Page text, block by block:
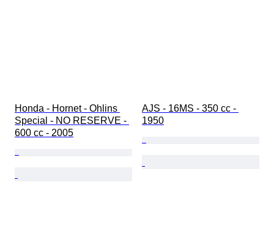
Honda - Hornet - Ohlins
Special - NO RESERVE -
600 cc - 2005
AJS - 16MS - 350 cc -
1950